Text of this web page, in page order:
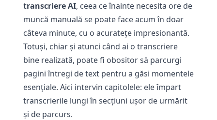
transcriere AI, ceea ce înainte necesita ore de
muncă manuală se poate face acum în doar
câteva minute, cu o acuratețe impresionantă.
Totuși, chiar și atunci când ai o transcriere
bine realizată, poate fi obositor să parcurgi
pagini întregi de text pentru a găsi momentele
esențiale. Aici intervin capitolele: ele împart
transcrierile lungi în secțiuni ușor de urmărit
și de parcurs.